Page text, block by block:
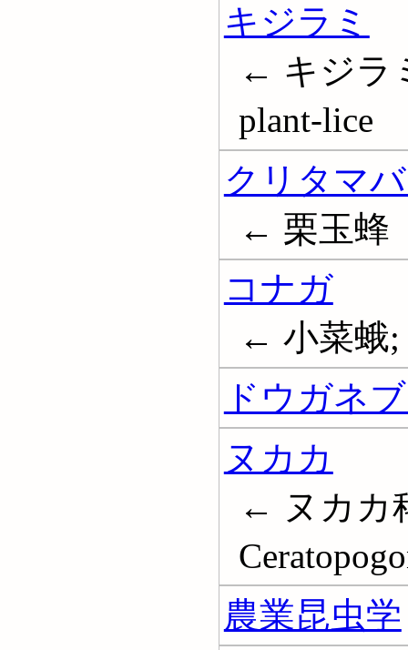
キジラミ
← キジラ
plant-lice
クリタマ
← 栗玉蜂
コナガ
← 小菜蛾;
ドウガネ
ヌカカ
← ヌカカ
農業昆虫学